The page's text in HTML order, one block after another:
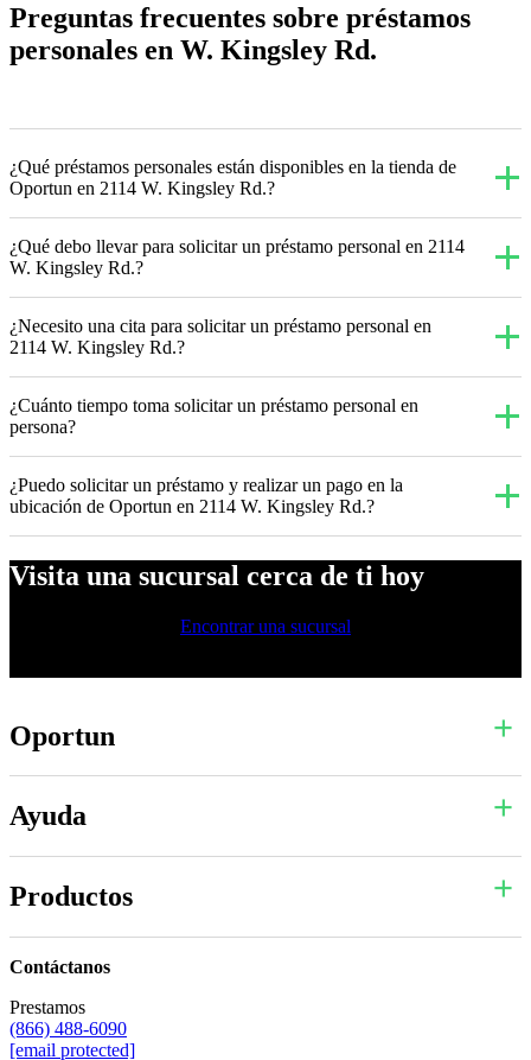
Preguntas frecuentes sobre préstamos
personales en W. Kingsley Rd.
¿Qué préstamos personales están disponibles en la tienda de
Oportun en 2114 W. Kingsley Rd.?
¿Qué debo llevar para solicitar un préstamo personal en 2114
W. Kingsley Rd.?
¿Necesito una cita para solicitar un préstamo personal en
2114 W. Kingsley Rd.?
¿Cuánto tiempo toma solicitar un préstamo personal en
persona?
¿Puedo solicitar un préstamo y realizar un pago en la
ubicación de Oportun en 2114 W. Kingsley Rd.?
Visita una sucursal cerca de ti hoy
Encontrar una sucursal
Oportun
Ayuda
Productos
Contáctanos
Prestamos
(866) 488-6090
[email protected]